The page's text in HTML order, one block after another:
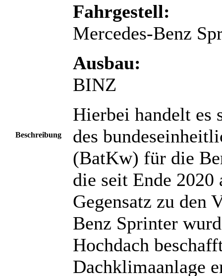
Beschreibung
Fahrgestell:
Mercedes-Benz
Ausbau:
BINZ
Hierbei handelt es
des
(BatKw) für die
die seit Ende
Gegensatz zu den
Benz Sprinter
Hochdach
Dachklimaanlage